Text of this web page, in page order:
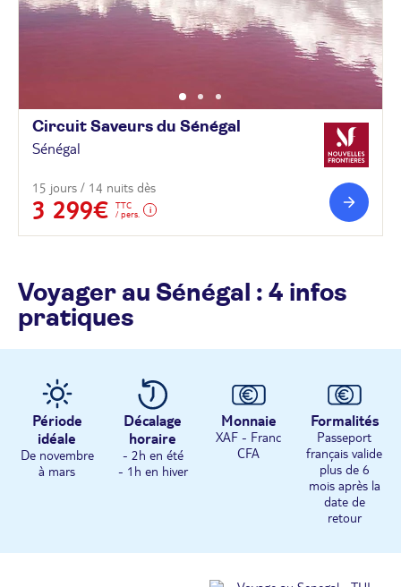
Circuit Saveurs du Sénégal
Sénégal
15 jours / 14 nuits dès
3 299€
TTC
/ pers.
Voyager au Sénégal : 4 infos
pratiques
Période
idéale
De novembre
à mars
Décalage
horaire
- 2h en été
- 1h en hiver
Monnaie
XAF - Franc
CFA
Formalités
Passeport
français valide
plus de 6
mois après la
date de
retour